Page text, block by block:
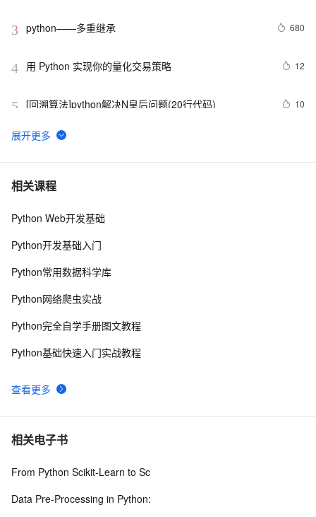
3 python——多重继承 680
4 用 Python 实现你的量化交易策略 12
5 [回溯算法]python解决N皇后问题(20行代码) 10
6 python_list
7 Python之计算24点
8 Python中的find()和count()方法详解
取二维码里的链接
10python 模块初始
相关课程
查看更多
Python Web开发基础
Python开发基础入门
Python常用数据科学库
Python网络爬虫实战
Python完全自学手册图文教程
Python基础快速入门实战教程
相关电子书
From Python Scikit-Learn to Sc
Data Pre-Processing in Python: